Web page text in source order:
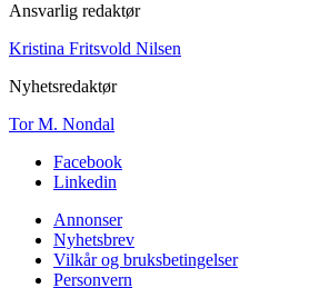
Ansvarlig redaktør
Kristina Fritsvold Nilsen
Nyhetsredaktør
Tor M. Nondal
Facebook
Linkedin
Annonser
Nyhetsbrev
Vilkår og bruksbetingelser
Personvern